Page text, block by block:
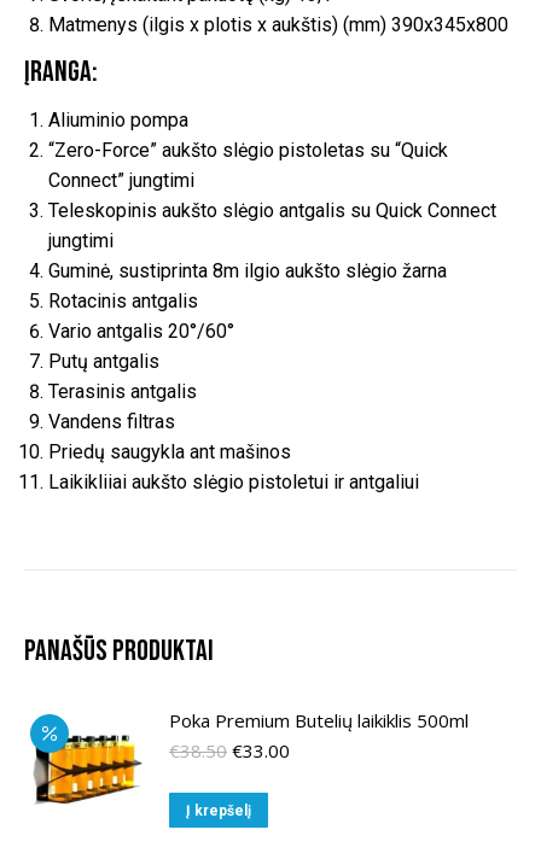
Matmenys (ilgis x plotis x aukštis) (mm) 390x345x800
Įranga:
Aliuminio pompa
“Zero-Force” aukšto slėgio pistoletas su “Quick
Connect” jungtimi
Teleskopinis aukšto slėgio antgalis su Quick Connect
jungtimi
Guminė, sustiprinta 8m ilgio aukšto slėgio žarna
Rotacinis antgalis
Vario antgalis 20°/60°
Putų antgalis
Terasinis antgalis
Vandens filtras
Priedų saugykla ant mašinos
Laikikliiai aukšto slėgio pistoletui ir antgaliui
Panašūs produktai
Poka Premium Butelių laikiklis 500ml
€38.50 Original
was:
€38.50.
€33.00
Į krepšelį